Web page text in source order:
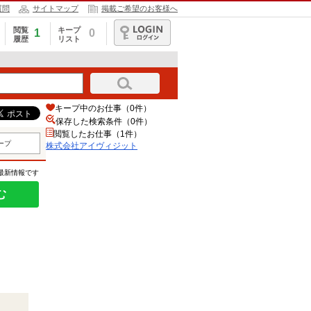
問 サイトマップ 掲載ご希望のお客様へ
閲覧
履歴
1
キープ
リスト
0
ログイン
プ
新情報です
キープ中のお仕事（0件）
保存した検索条件（0件）
閲覧したお仕事（1件）
株式会社アイヴィジット